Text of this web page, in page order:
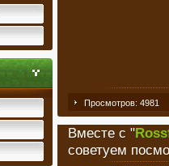
Просмотров: 4981
Вместе с "
советуем